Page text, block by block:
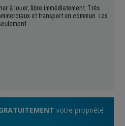
à louer, libre immédiatement. Très
et transport en commun. Les
votre propriété